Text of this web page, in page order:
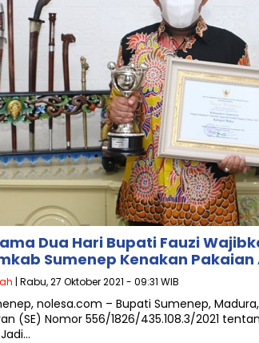
Dua Hari Bupati Fauzi
Sumenep Kenakan
| Rabu, 27 Oktober 2021 - 09:31 WIB
nolesa.com – Bupati Sumenep,
(SE) Nomor 556/1826/435.108.3/2021